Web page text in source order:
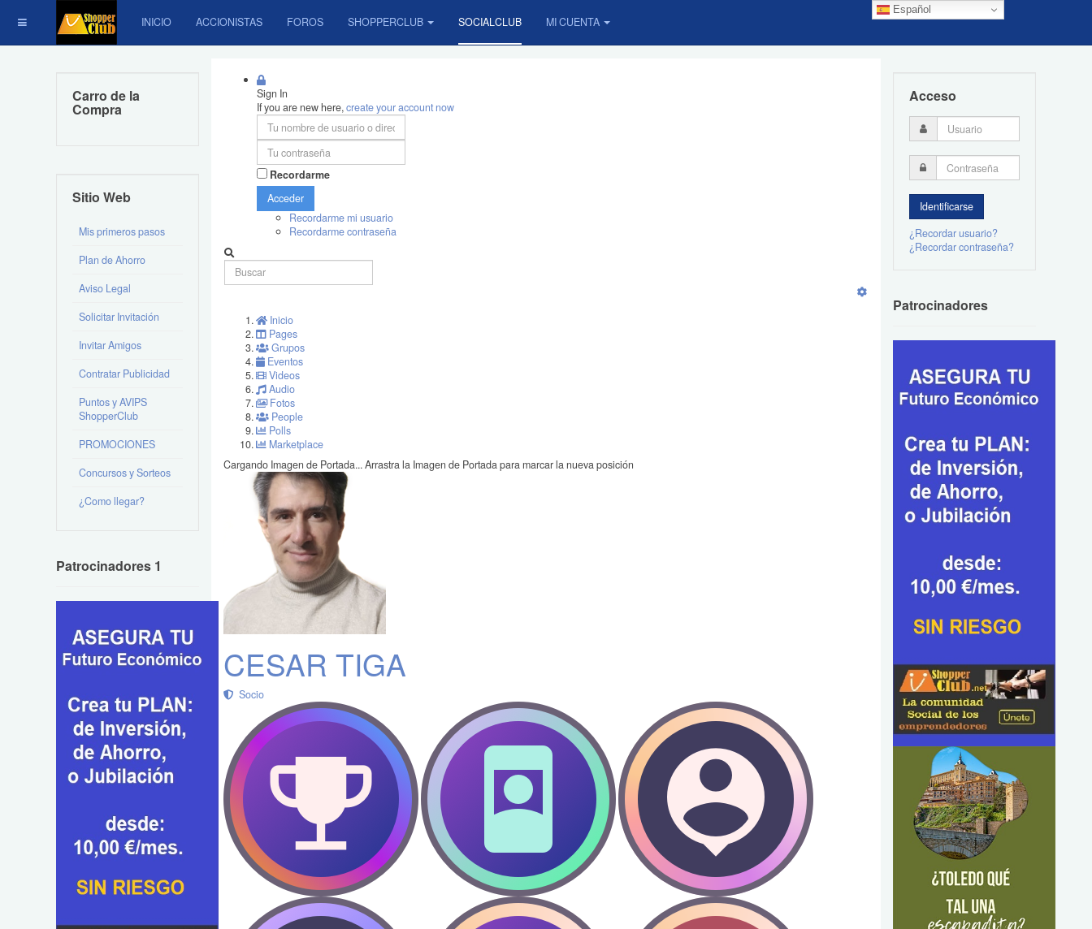
Español
INICIO ACCIONISTAS FOROS SHOPPERCLUB SOCIALCLUB MI CUENTA
Sign In
If you are new here,create your account now
Recordarme
Acceder
Recordarme mi usuario
Recordarme contraseña
Inicio
Pages
Grupos
Eventos
Videos
Audio
Fotos
People
Polls
Marketplace
Cargando Imagen de Portada...Arrastra la Imagen de Portada para marcar la nueva posición
CESAR TIGA
Socio
Carro de la
Compra
Sitio Web
Mis primeros pasos
Plan de Ahorro
Aviso Legal
Solicitar Invitación
Invitar Amigos
Contratar Publicidad
Puntos y AVIPS
ShopperClub
PROMOCIONES
Concursos y Sorteos
¿Como llegar?
Patrocinadores 1
Acceso
¿Recordar usuario?
¿Recordar contraseña?
Patrocinadores